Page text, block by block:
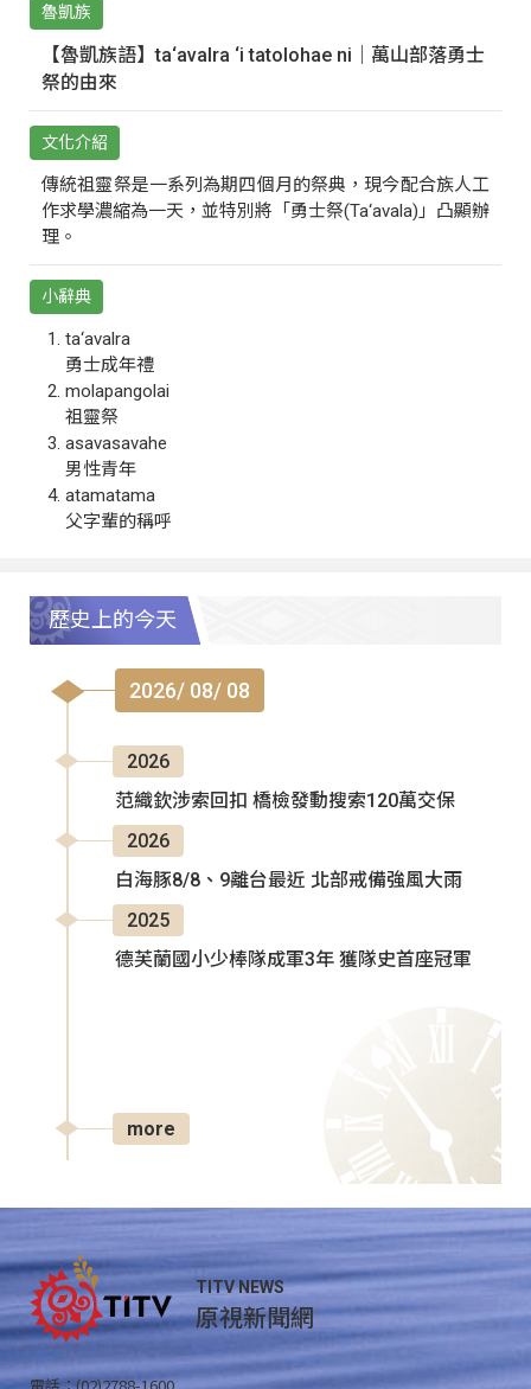
魯凱族
【魯凱族語】ta‘avalra ‘i tatolohae ni｜萬山部落勇士
祭的由來
文化介紹
傳統祖靈祭是一系列為期四個月的祭典，現今配合族人工
作求學濃縮為一天，並特別將「勇士祭(Ta‘avala)」凸顯辦
理。
小辭典
ta‘avalra
勇士成年禮
molapangolai
祖靈祭
asavasavahe
男性青年
atamatama
父字輩的稱呼
歷史上的今天
2026/ 08/ 08
2026
范織欽涉索回扣 橋檢發動搜索120萬交保
2026
白海豚8/8、9離台最近 北部戒備強風大雨
2025
德芙蘭國小少棒隊成軍3年 獲隊史首座冠軍
more
TITV NEWS
原視新聞網